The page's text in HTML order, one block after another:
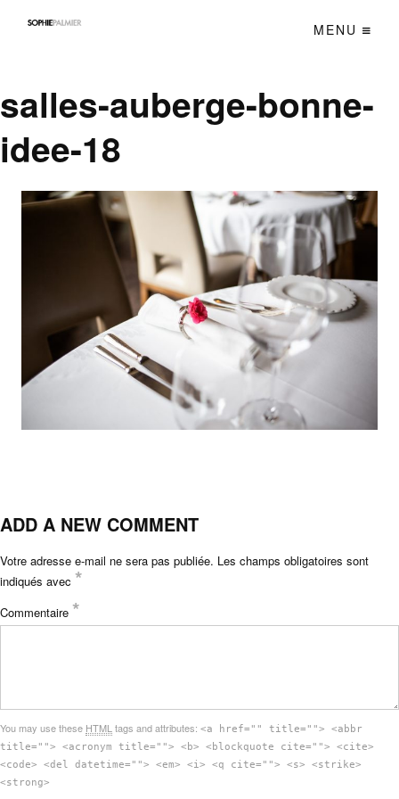
MENU
salles-auberge-bonne-
idee-18
ADD A NEW COMMENT
Votre adresse e-mail ne sera pas publiée. Les champs obligatoires sont
indiqués avec *
Commentaire *
You may use these HTML tags and attributes: <a href="" title=""> <abbr
title=""> <acronym title=""> <b> <blockquote cite=""> <cite>
<code> <del datetime=""> <em> <i> <q cite=""> <s> <strike>
<strong>